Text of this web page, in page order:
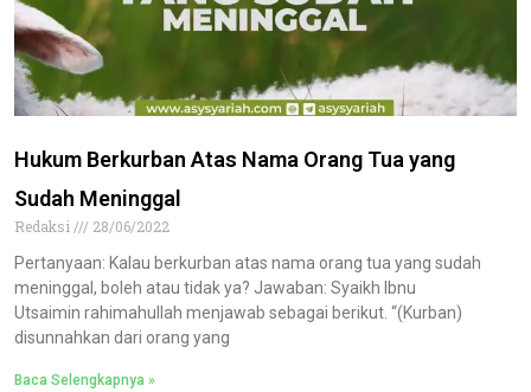
Hukum Berkurban Atas Nama Orang Tua yang
Sudah Meninggal
Redaksi
28/06/2022
Pertanyaan: Kalau berkurban atas nama orang tua yang sudah
meninggal, boleh atau tidak ya? Jawaban: Syaikh Ibnu
Utsaimin rahimahullah menjawab sebagai berikut. “(Kurban)
disunnahkan dari orang yang
Baca Selengkapnya »